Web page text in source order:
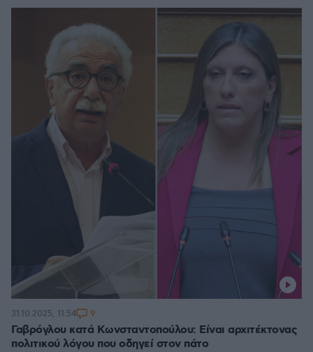
Γαβρόγλου κατά Κωνσταντοπούλου: Είναι αρχιτέκτονας
πολιτικού λόγου που οδηγεί στον πάτο
31.10.2025, 11:54 9